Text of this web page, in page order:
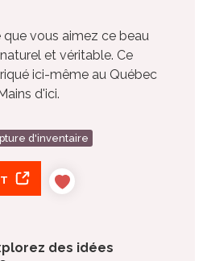
vous aimez ce beau
et véritable. Ce
ici-même au Québec
d'ici.
d'inventaire
des idées